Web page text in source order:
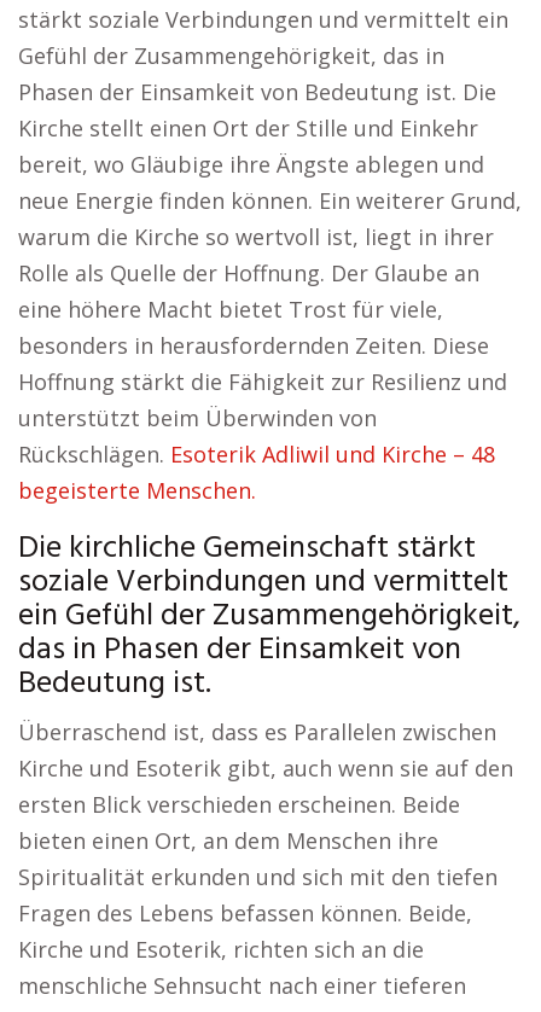
stärkt soziale Verbindungen und vermittelt ein
Gefühl der Zusammengehörigkeit, das in
Phasen der Einsamkeit von Bedeutung ist. Die
Kirche stellt einen Ort der Stille und Einkehr
bereit, wo Gläubige ihre Ängste ablegen und
neue Energie finden können. Ein weiterer Grund,
warum die Kirche so wertvoll ist, liegt in ihrer
Rolle als Quelle der Hoffnung. Der Glaube an
eine höhere Macht bietet Trost für viele,
besonders in herausfordernden Zeiten. Diese
Hoffnung stärkt die Fähigkeit zur Resilienz und
unterstützt beim Überwinden von
Rückschlägen. Esoterik Adliwil und Kirche – 48
begeisterte Menschen.
Die kirchliche Gemeinschaft stärkt
soziale Verbindungen und vermittelt
ein Gefühl der Zusammengehörigkeit,
das in Phasen der Einsamkeit von
Bedeutung ist.
Überraschend ist, dass es Parallelen zwischen
Kirche und Esoterik gibt, auch wenn sie auf den
ersten Blick verschieden erscheinen. Beide
bieten einen Ort, an dem Menschen ihre
Spiritualität erkunden und sich mit den tiefen
Fragen des Lebens befassen können. Beide,
Kirche und Esoterik, richten sich an die
menschliche Sehnsucht nach einer tieferen